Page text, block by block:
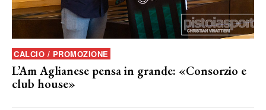
CALCIO / PROMOZIONE
L’Am Aglianese pensa in grande: «Consorzio e
club house»